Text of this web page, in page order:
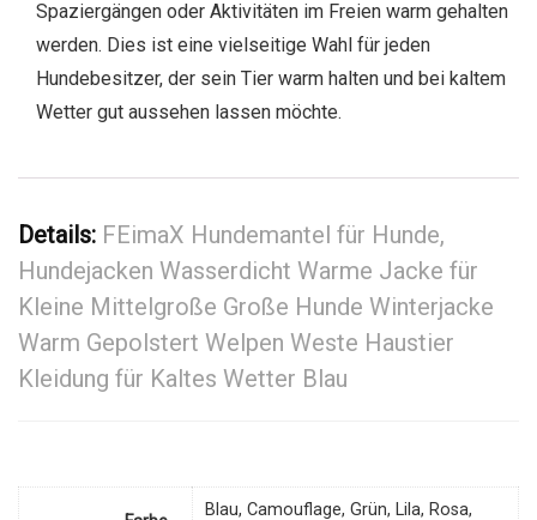
Spaziergängen oder Aktivitäten im Freien warm gehalten
werden. Dies ist eine vielseitige Wahl für jeden
Hundebesitzer, der sein Tier warm halten und bei kaltem
Wetter gut aussehen lassen möchte.
Details: FEimaX Hundemantel für Hunde,
Hundejacken Wasserdicht Warme Jacke für
Kleine Mittelgroße Große Hunde Winterjacke
Warm Gepolstert Welpen Weste Haustier
Kleidung für Kaltes Wetter Blau
Blau, Camouflage, Grün, Lila, Rosa,